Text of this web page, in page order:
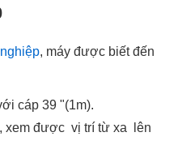
, máy được biết đến
cáp 39 "(1m).
xem được vị trí từ xa lên